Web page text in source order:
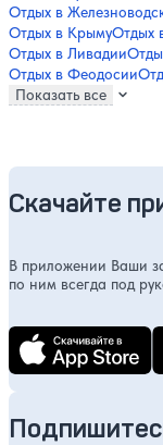
Отдых в
Отдых в КрымуОтдых
Отдых в Ливадии
Отдых в Феодосии
Показать все
Скачайте
В приложении Ваши
по ним всегда под